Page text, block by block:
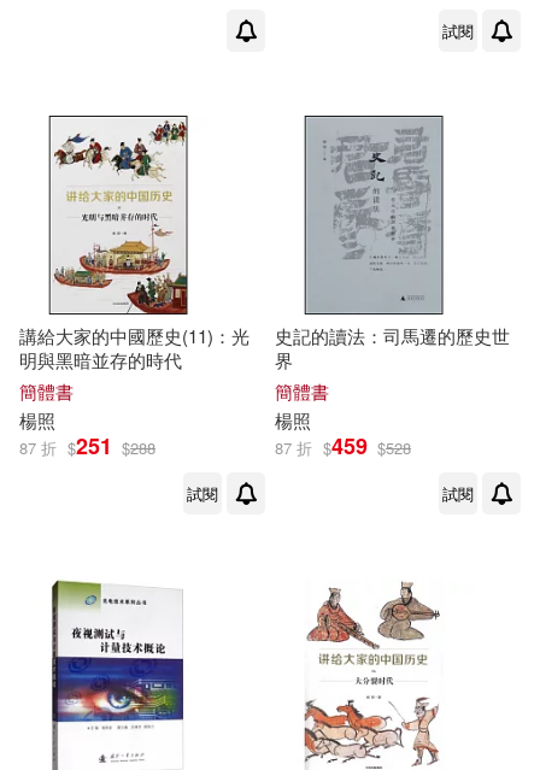
試閱
講給大家的中國歷史(11)：光
明與黑暗並存的時代
簡體書
楊照
87 折 $251 $288
試閱
史記的讀法：司馬遷的歷史世
界
簡體書
楊照
87 折 $459 $528
試閱